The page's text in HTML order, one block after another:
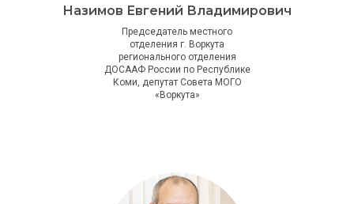
Назимов Евгений Владимирович
Председатель местного
отделения г. Воркута
регионального отделения
ДОСААФ России по Республике
Коми, депутат Совета МОГО
«Воркута»